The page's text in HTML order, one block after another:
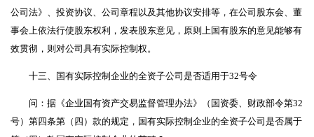
公司法》、投资协议、公司章程以及其他协议安排等，在公司股东会、董
事会上依法行使股东权利，发表股东意见，原则上国有股东的意见能够有
效贯彻，则对公司具有实际控制权。
十三、国有实际控制企业的全资子公司是否适用于32号令
问：据《企业国有资产交易监督管理办法》（国资委、财政部令第32
号）第四条第（四）款的规定，国有实际控制企业的全资子公司是否属于